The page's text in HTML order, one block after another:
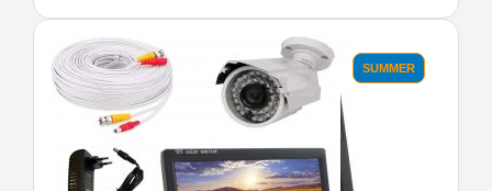
SUMMER